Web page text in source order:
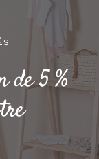
de 5 %